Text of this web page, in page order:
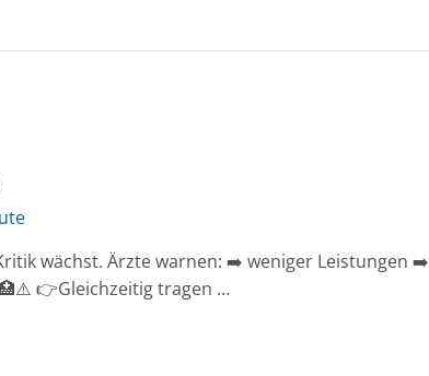
wächst. Ärzte warnen: ➡️ weniger Leistungen ➡️
👉Gleichzeitig tragen …